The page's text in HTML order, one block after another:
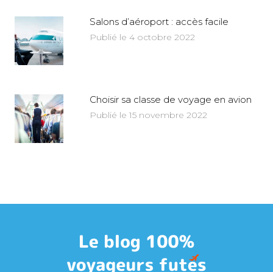
Salons d’aéroport : accès facile
Publié le 4 octobre 2022
Choisir sa classe de voyage en avion
Publié le 15 novembre 2022